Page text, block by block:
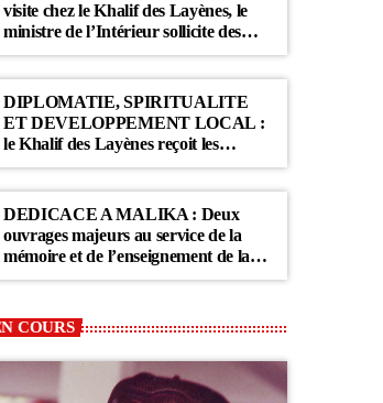
visite chez le Khalif des Layènes, le
ministre de l’Intérieur sollicite des
prières pour le Sénégal
DIPLOMATIE, SPIRITUALITE
ET DEVELOPPEMENT LOCAL :
le Khalif des Layènes reçoit les
ambassadrices de Belgique et des
Pays-Bas
DEDICACE A MALIKA : Deux
ouvrages majeurs au service de la
mémoire et de l’enseignement de la
Communauté Layène
COURS